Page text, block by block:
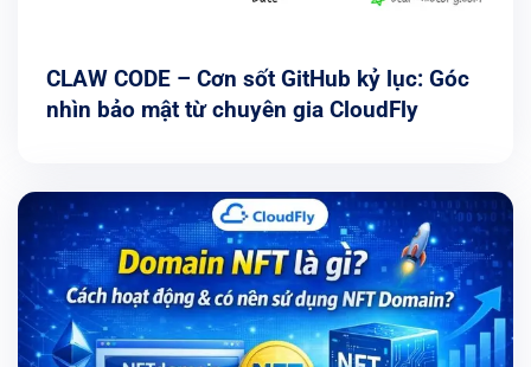
CLAW CODE – Cơn sốt GitHub kỷ lục: Góc
nhìn bảo mật từ chuyên gia CloudFly